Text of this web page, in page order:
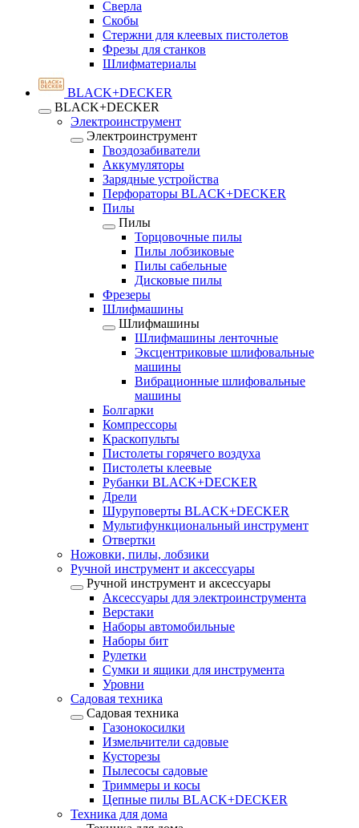
Сверла
Скобы
Стержни для клеевых пистолетов
Фрезы для станков
Шлифматериалы
BLACK+DECKER
BLACK+DECKER
Электроинструмент
Электроинструмент
Гвоздозабиватели
Аккумуляторы
Зарядные устройства
Перфораторы BLACK+DECKER
Пилы
Пилы
Торцовочные пилы
Пилы лобзиковые
Пилы сабельные
Дисковые пилы
Фрезеры
Шлифмашины
Шлифмашины
Шлифмашины ленточные
Эксцентриковые шлифовальные
машины
Вибрационные шлифовальные
машины
Болгарки
Компрессоры
Краскопульты
Пистолеты горячего воздуха
Пистолеты клеевые
Рубанки BLACK+DECKER
Дрели
Шуруповерты BLACK+DECKER
Мультифункциональный инструмент
Отвертки
Ножовки, пилы, лобзики
Ручной инструмент и аксессуары
Ручной инструмент и аксессуары
Аксессуары для электроинструмента
Верстаки
Наборы автомобильные
Наборы бит
Рулетки
Сумки и ящики для инструмента
Уровни
Садовая техника
Садовая техника
Газонокосилки
Измельчители садовые
Кусторезы
Пылесосы садовые
Триммеры и косы
Цепные пилы BLACK+DECKER
Техника для дома